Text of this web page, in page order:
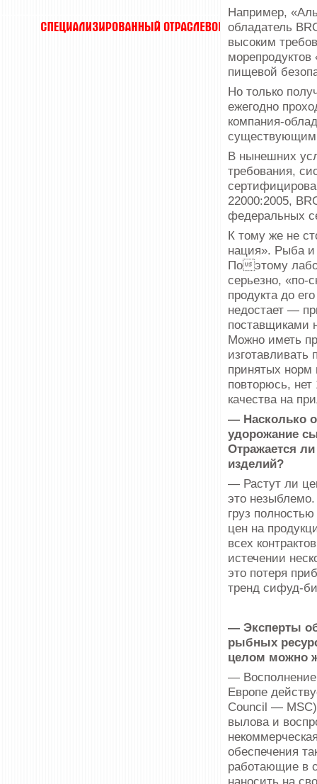
Например,
обладатель
высоким
пищевой
Но только
ежегодно
компания-
существующим
В нынешних
требования,
22000:2005,
федеральных
К тому же не
нация». Рыба
Поэтому
серьезно, «по-
продукта до
недостает —
поставщиками
Можно иметь
изготавливать
принятых норм
повторюсь, нет
качества на
— Насколько
удорожание
Отражается
изделий?
— Растут ли
это
груз
цен на
всех
истечении
это потеря
тренд сифуд-
— Эксперты
рыбных
целом можно
—
Европе
Council —
вылова и
обеспечения
работающие в
наносить на